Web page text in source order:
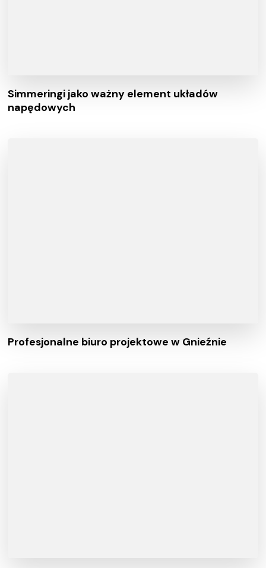
Simmeringi jako ważny element układów
napędowych
Profesjonalne biuro projektowe w Gnieźnie